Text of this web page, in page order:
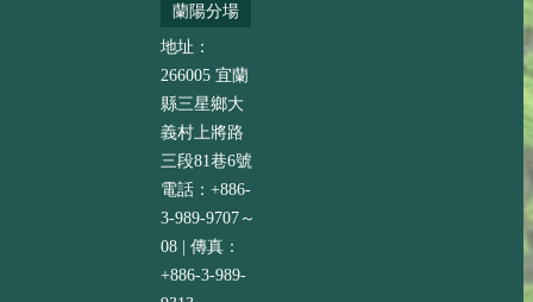
蘭陽分場
地址：
266005 宜蘭
縣三星鄉大
義村上將路
三段81巷6號
電話：+886-
3-989-9707～
08 | 傳真：
+886-3-989-